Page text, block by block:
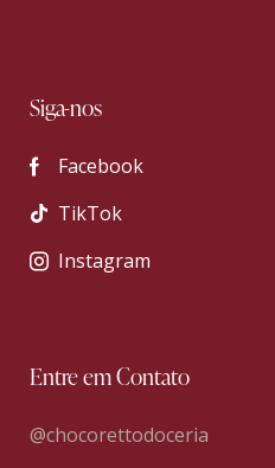
Siga-nos
Facebook
TikTok
Instagram
Entre em Contato
@chocorettodoceria